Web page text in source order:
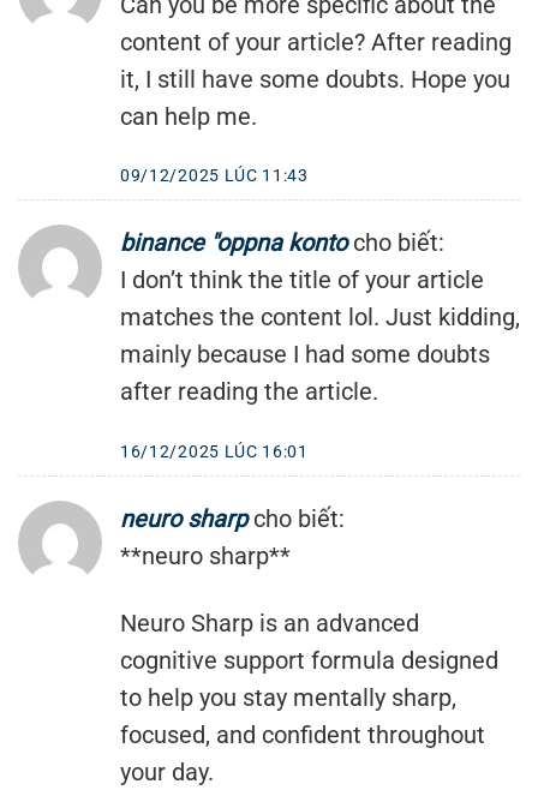
content of your article? After reading
it, I still have some doubts. Hope you
can help me.
09/12/2025 LÚC 11:43
binance "oppna konto cho biết:
I don’t think the title of your article
matches the content lol. Just kidding,
mainly because I had some doubts
after reading the article.
16/12/2025 LÚC 16:01
neuro sharp cho biết:
**neuro sharp**
Neuro Sharp is an advanced
cognitive support formula designed
to help you stay mentally sharp,
focused, and confident throughout
your day.